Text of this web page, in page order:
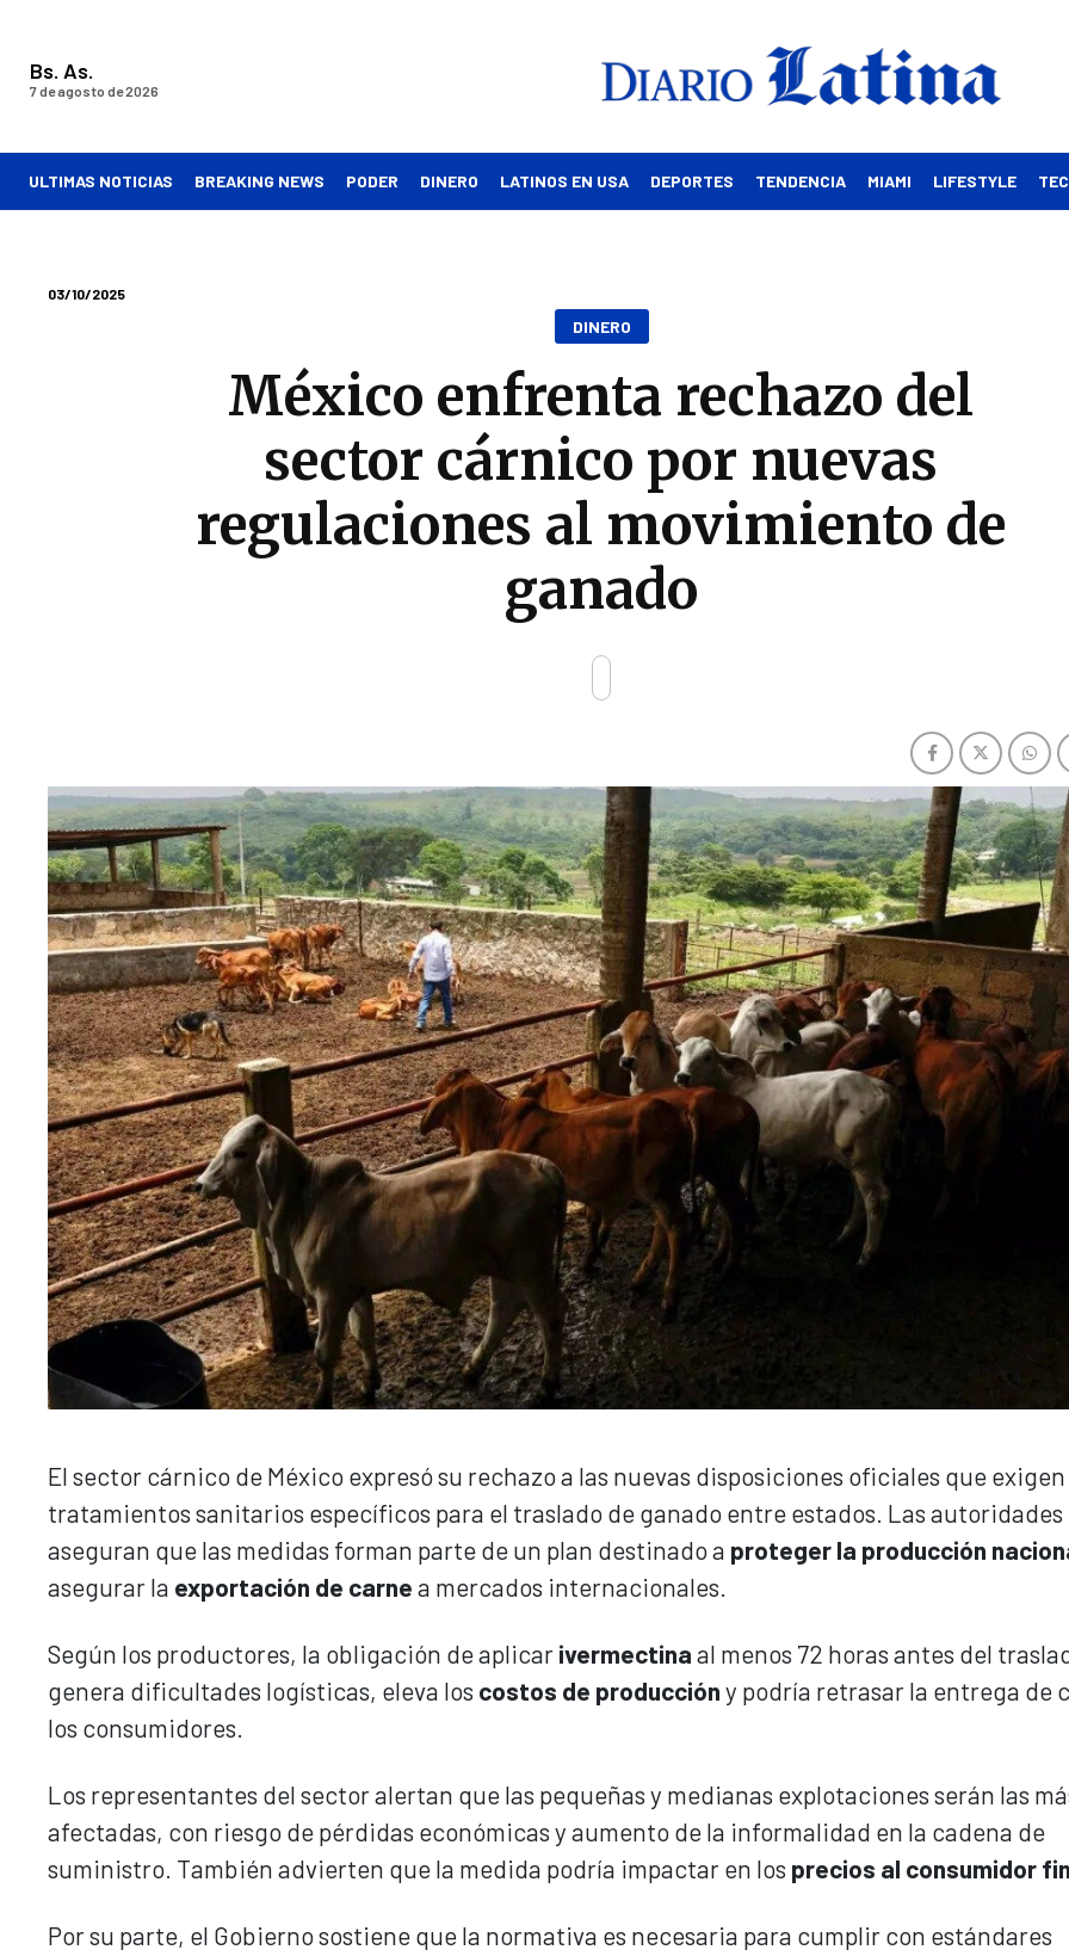
Bs. As.
7 de agosto de 2026
ULTIMAS NOTICIAS BREAKING NEWS PODER DINERO LATINOS EN USA DEPORTES TENDENCIA MIAMI LIFESTYLE
03/10/2025
DINERO
México enfrenta rechazo del
sector cárnico por nuevas
regulaciones al movimiento de
ganado
El sector cárnico de México expresó su rechazo a las nuevas disposiciones oficiales que exigen
tratamientos sanitarios específicos para el traslado de ganado entre estados. Las autoridades
aseguran que las medidas forman parte de un plan destinado a proteger la producción
asegurar la exportación de carne a mercados internacionales.
Según los productores, la obligación de aplicar ivermectina al menos 72 horas antes del
genera dificultades logísticas, eleva los costos de producción y podría retrasar la entrega de
los consumidores.
Los representantes del sector alertan que las pequeñas y medianas explotaciones serán las
afectadas, con riesgo de pérdidas económicas y aumento de la informalidad en la cadena de
suministro. También advierten que la medida podría impactar en los precios al consumidor
Por su parte, el Gobierno sostiene que la normativa es necesaria para cumplir con estándares